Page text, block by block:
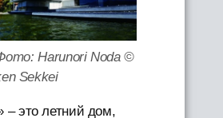
Harunori Noda ©
Sekkei
– это летний дом,